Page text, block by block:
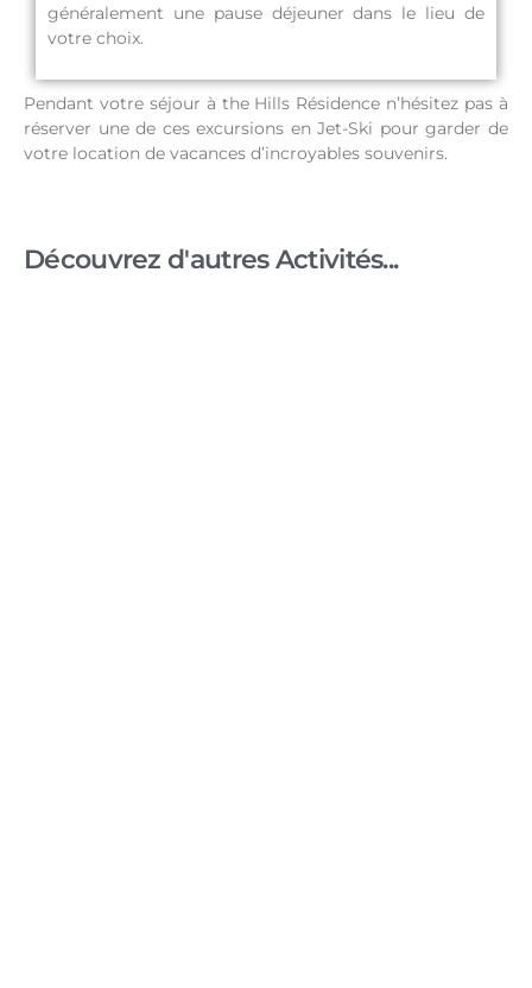
généralement une pause déjeuner dans le lieu de
votre choix.
Pendant votre séjour à the Hills Résidence n’hésitez pas à
réserver une de ces excursions en Jet-Ski pour garder de
votre location de vacances d’incroyables souvenirs.
Découvrez d'autres Activités...